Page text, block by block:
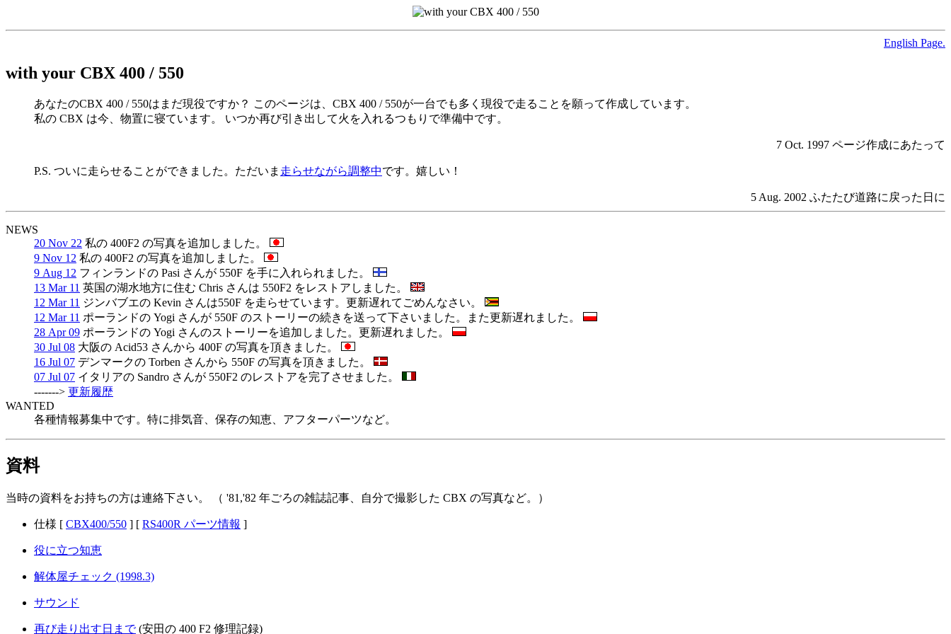
English Page.
with your CBX 400 / 550
あなたのCBX 400 / 550はまだ現役ですか？ このページは、CBX 400 / 550が一台でも多く現役で走ることを願って作成しています。
私の CBX は今、物置に寝ています。 いつか再び引き出して火を入れるつもりで準備中です。
7 Oct. 1997 ページ作成にあたって
P.S. ついに走らせることができました。ただいま 走らせながら調整中です。嬉しい！
5 Aug. 2002 ふたたび道路に戻った日に
NEWS
20 Nov 22 私の 400F2 の写真を追加しました。
9 Nov 12 私の 400F2 の写真を追加しました。
9 Aug 12 フィンランドの Pasi さんが 550F を手に入れられました。
13 Mar 11 英国の湖水地方に住む Chris さんは 550F2 をレストアしました。
12 Mar 11 ジンバブエの Kevin さんは550F を走らせています。更新遅れてごめんなさい。
12 Mar 11 ポーランドの Yogi さんが 550F のストーリーの続きを送って下さいました。また更新遅れました。
28 Apr 09 ポーランドの Yogi さんのストーリーを追加しました。更新遅れました。
30 Jul 08 大阪の Acid53 さんから 400F の写真を頂きました。
16 Jul 07 デンマークの Torben さんから 550F の写真を頂きました。
07 Jul 07 イタリアの Sandro さんが 550F2 のレストアを完了させました。
-------> 更新履歴
WANTED
各種情報募集中です。特に排気音、保存の知恵、アフターパーツなど。
資料
当時の資料をお持ちの方は連絡下さい。 （ '81,'82 年ごろの雑誌記事、自分で撮影した CBX の写真など。）
仕様 [ CBX400/550 ] [ RS400R パーツ情報 ]
役に立つ知恵
解体屋チェック (1998.3)
サウンド
再び走り出す日まで(安田の 400 F2 修理記録)